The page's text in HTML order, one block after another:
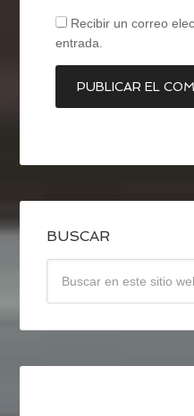
Recibir un correo
entrada.
BUSCAR